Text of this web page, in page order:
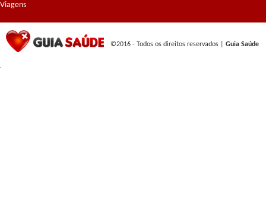
Viagens
©2016 - Todos os direitos reservados | Guia Saúde